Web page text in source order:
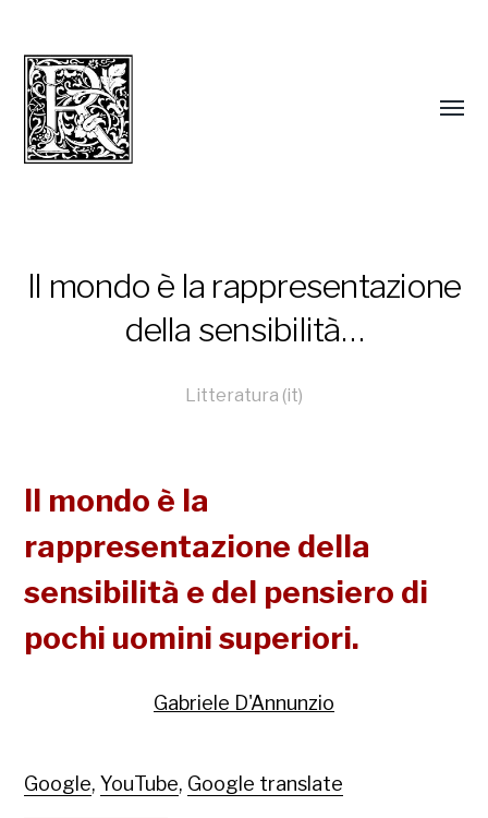
Il mondo è la rappresentazione
della sensibilità…
Litteratura (it)
Il mondo è la
rappresentazione della
sensibilità e del pensiero di
pochi uomini superiori.
Gabriele D'Annunzio
Google,YouTube, Google translate